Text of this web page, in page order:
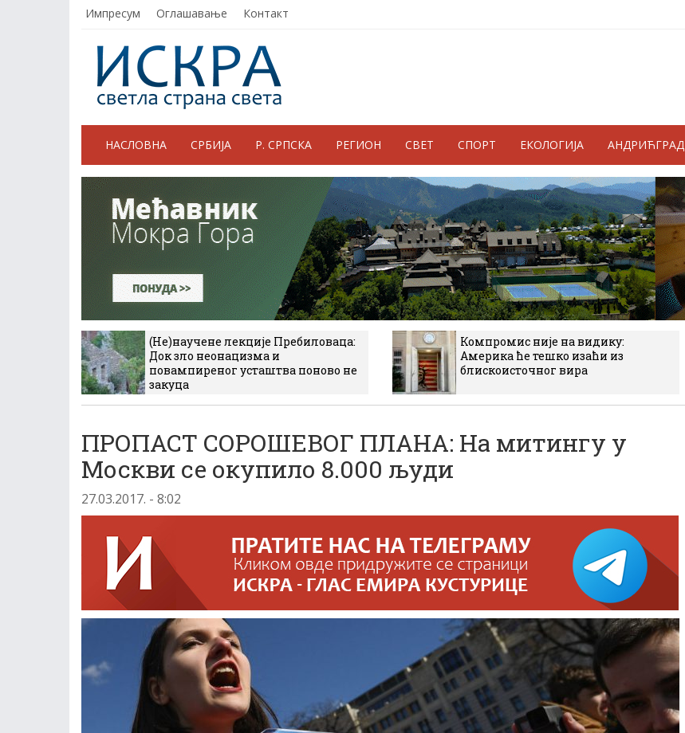
Импресум Оглашавање Контакт
НАСЛОВНА СРБИЈА Р. СРПСКА РЕГИОН СВЕТ СПОРТ ЕКОЛОГИЈА АНДРИЋГРАД
(Не)научене лекције Пребиловаца:
Док зло неонацизма и
повампиреног усташтва поново не
закуца
Компромис није на видику:
Америка ће тешко изаћи из
блискоисточног вира
ПРОПАСТ СОРОШЕВОГ ПЛАНА: На митингу у
Москви се окупило 8.000 људи
27.03.2017. - 8:02